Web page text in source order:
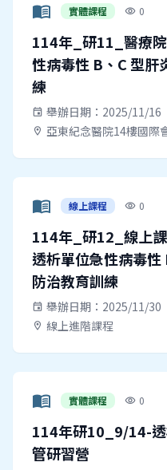
menu_book 實體課程 visibility 0
114年_研11_醫療
性病毒性 B、C 型肝
練
event 舉辦日期：2025/11/16
location_on
menu_book 線上課程 visibility 0
114年_研12_線上
透析單位急性病毒性
防治教育訓練
event 舉辦日期：2025/11/30
location_on 線上進階課程
menu_book 實體課程 visibility 0
114年研10_9/14-
管研習營